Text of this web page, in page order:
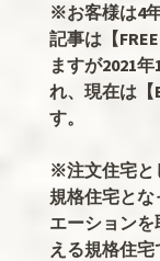
※お客様は4
記事は【
ますが2021年
れ、現在は【
す。
※注文住宅と
規格住宅とな
エーション
える規格住宅